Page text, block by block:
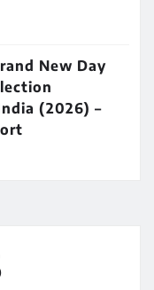
New Day
(2026) –